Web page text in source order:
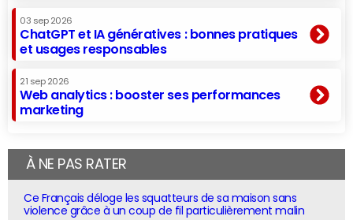
03 sep 2026
ChatGPT et IA génératives : bonnes pratiques
et usages responsables
21 sep 2026
Web analytics : booster ses performances
marketing
À NE PAS RATER
Ce Français déloge les squatteurs de sa maison sans
violence grâce à un coup de fil particulièrement malin